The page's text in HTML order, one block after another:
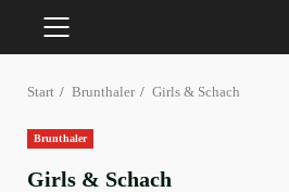
PRIMÄRES
Start Brunthaler Girls & Schach
Brunthaler
Girls & Schach